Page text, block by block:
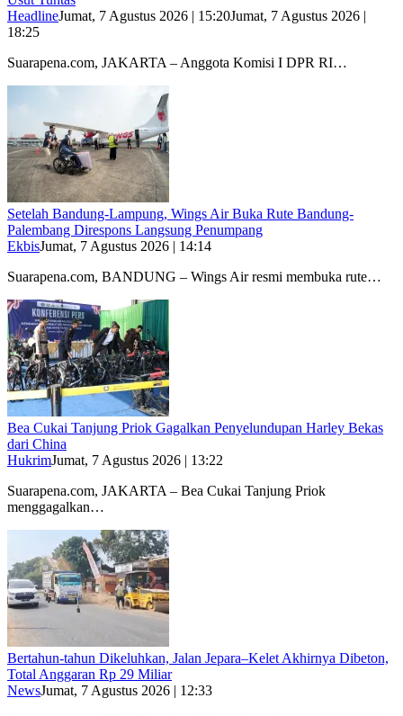
HeadlineJumat, 7 Agustus 2026 | 15:20Jumat, 7 Agustus 2026 |
18:25
Suarapena.com, JAKARTA – Anggota Komisi I DPR RI…
Setelah Bandung-Lampung, Wings Air Buka Rute Bandung-
Palembang Direspons Langsung Penumpang
EkbisJumat, 7 Agustus 2026 | 14:14
Suarapena.com, BANDUNG – Wings Air resmi membuka rute…
Bea Cukai Tanjung Priok Gagalkan Penyelundupan Harley Bekas
dari China
HukrimJumat, 7 Agustus 2026 | 13:22
Suarapena.com, JAKARTA – Bea Cukai Tanjung Priok
menggagalkan…
Bertahun-tahun Dikeluhkan, Jalan Jepara–Kelet Akhirnya Dibeton,
Total Anggaran Rp 29 Miliar
NewsJumat, 7 Agustus 2026 | 12:33